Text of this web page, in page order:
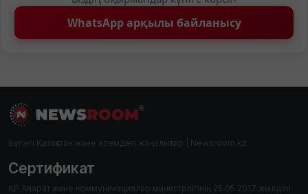
WhatsApp арқылы байланысу
Бүгінгі Қазақстан және әлемдегі жаңалықтар | Newsroom.kz
Сертификат
ҚР Ақпарат және коммуникациялар министрлігінің 25.05.2017 жылдан